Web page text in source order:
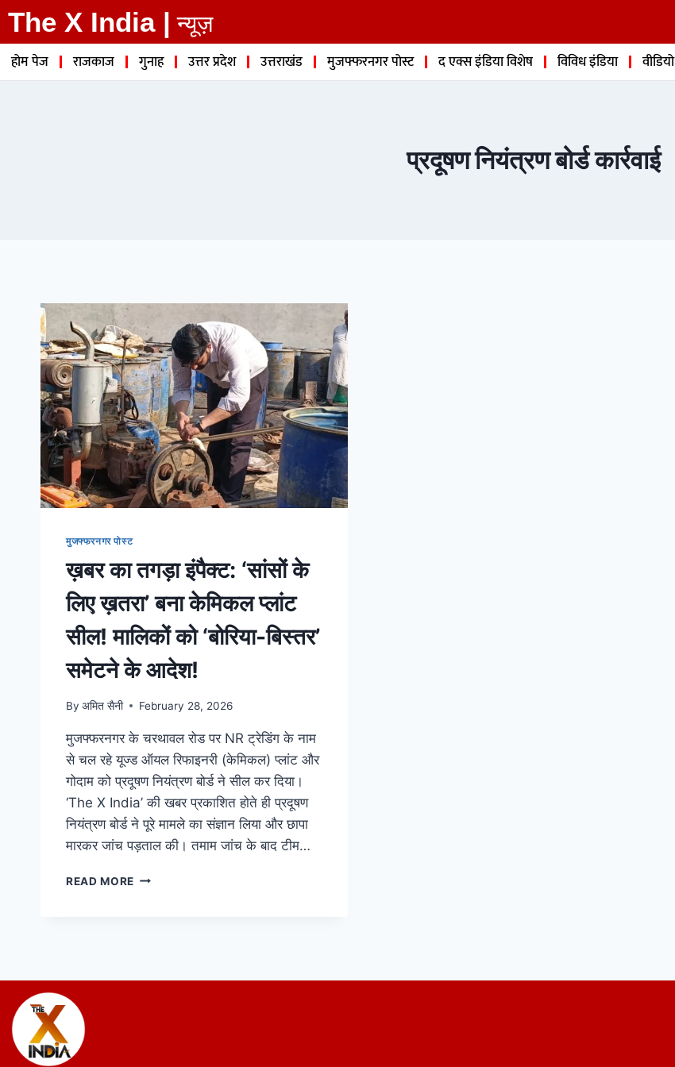
The X India | न्यूज़
होम पेज राजकाज गुनाह उत्तर प्रदेश उत्तराखंड मुजफ्फरनगर पोस्ट द एक्स इंडिया विशेष विविध इंडिया वीडियो
प्रदूषण नियंत्रण बोर्ड कार्रवाई
मुजफ्फरनगर पोस्ट
ख़बर का तगड़ा इंपैक्ट: ‘सांसों के
लिए ख़तरा’ बना केमिकल प्लांट
सील! मालिकों को ‘बोरिया-बिस्तर’
समेटने के आदेश!
By अमित सैनी February 28, 2026
मुजफ्फरनगर के चरथावल रोड पर NR ट्रेडिंग के नाम
से चल रहे यूज्ड ऑयल रिफाइनरी (केमिकल) प्लांट और
गोदाम को प्रदूषण नियंत्रण बोर्ड ने सील कर दिया।
‘The X India’ की खबर प्रकाशित होते ही प्रदूषण
नियंत्रण बोर्ड ने पूरे मामले का संज्ञान लिया और छापा
मारकर जांच पड़ताल की। तमाम जांच के बाद टीम…
READ MORE